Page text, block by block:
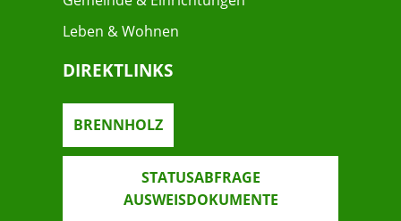
Leben & Wohnen
DIREKTLINKS
BRENNHOLZ
STATUSABFRAGE
AUSWEISDOKUMENTE